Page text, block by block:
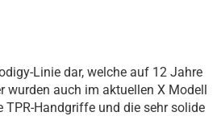
Linie dar, welche auf 12 Jahre
wurden auch im aktuellen X Modell
TPR-Handgriffe und die sehr solide